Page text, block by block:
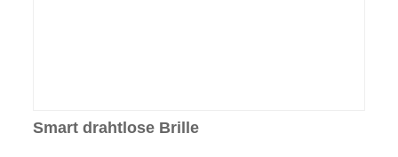
Smart drahtlose Brille